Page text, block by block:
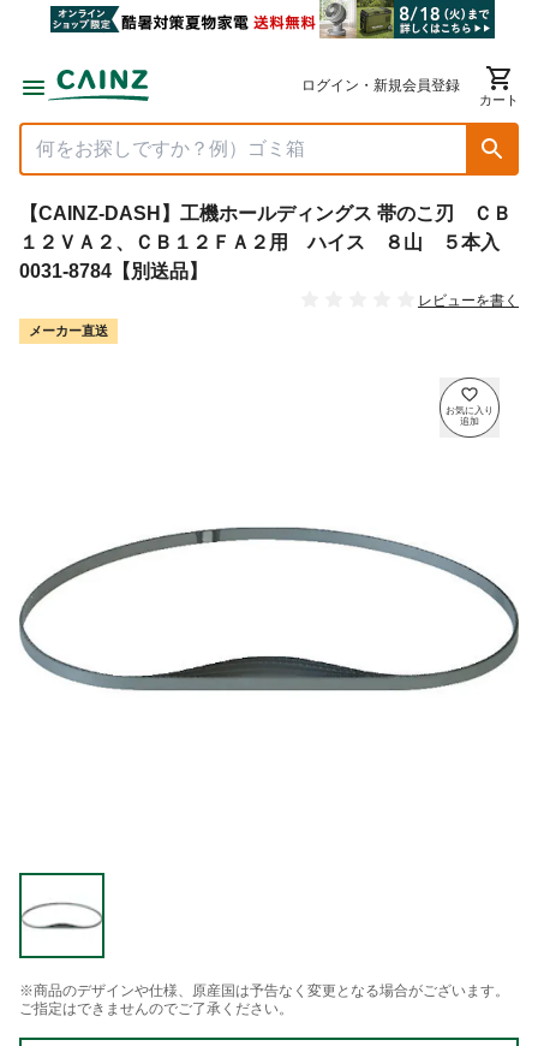
ログイン・新規会員登録
カート
【CAINZ-DASH】工機ホールディングス 帯のこ刃 ＣＢ
１２ＶＡ２、ＣＢ１２ＦＡ２用 ハイス ８山 ５本入
0031-8784【別送品】
レビューを書く
メーカー直送
※商品のデザインや仕様、原産国は予告なく変更となる場合がございます。
ご指定はできませんのでご了承ください。